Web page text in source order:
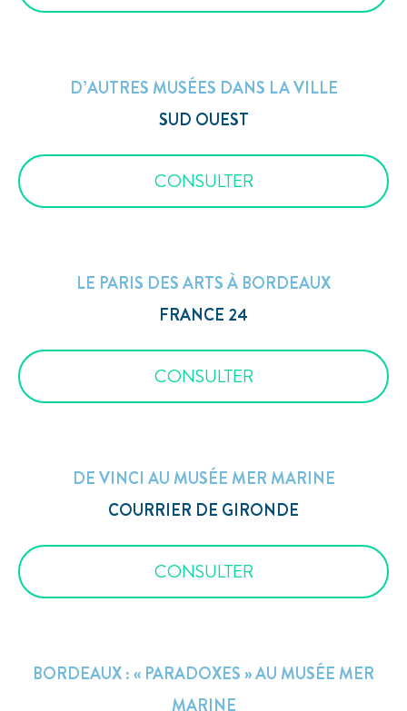
D’AUTRES MUSÉES DANS LA VILLE
SUD OUEST
CONSULTER
LE PARIS DES ARTS À BORDEAUX
FRANCE 24
CONSULTER
DE VINCI AU MUSÉE MER MARINE
COURRIER DE GIRONDE
CONSULTER
BORDEAUX : « PARADOXES » AU MUSÉE MER
MARINE